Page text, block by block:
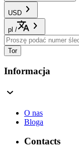
USD
pl /
Tor
Informacja
O nas
Bloga
Contacts